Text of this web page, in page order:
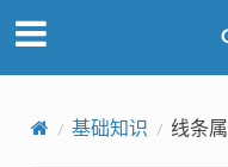
基础知识 线条